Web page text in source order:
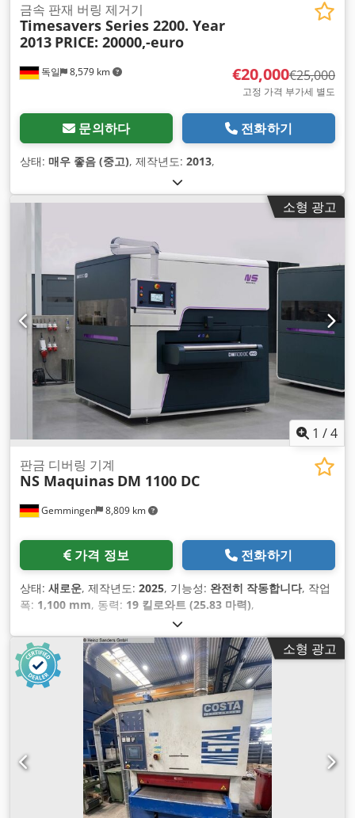
독일 8,579 km
금속 판재 버링 제거기
Timesavers Series 2200. Year
2013 PRICE: 20000,-euro
€20,000€25,000
고정 가격 부가세 별도
문의하다 전화하기
상태: 매우 좋음 (중고), 제작년도: 2013,
소형 광고
1 /4
Gemmingen 8,809 km
판금 디버링 기계
NS Maquinas DM 1100 DC
가격 정보 전화하기
상태: 새로운, 제작년도: 2025, 기능성: 완전히 작동합니다, 작업
폭: 1,100 mm, 동력: 19 킬로와트 (25.83 마력),
소형 광고